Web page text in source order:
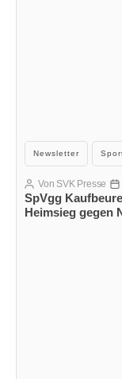
Kategorien
Newsletter
SpVgg
Heimsieg gegen
Beitragsautor
Von SVK Presse